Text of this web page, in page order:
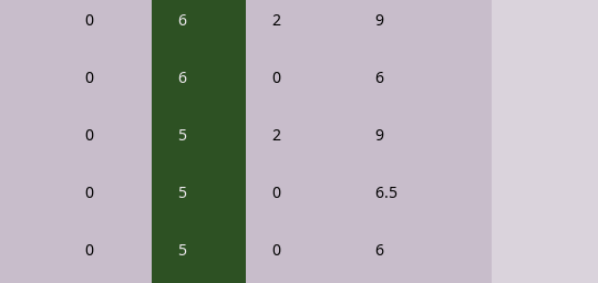
0 6 2 9
0 6 0 6
0 5 2 9
0 5 0 6.5
0 5 0 6